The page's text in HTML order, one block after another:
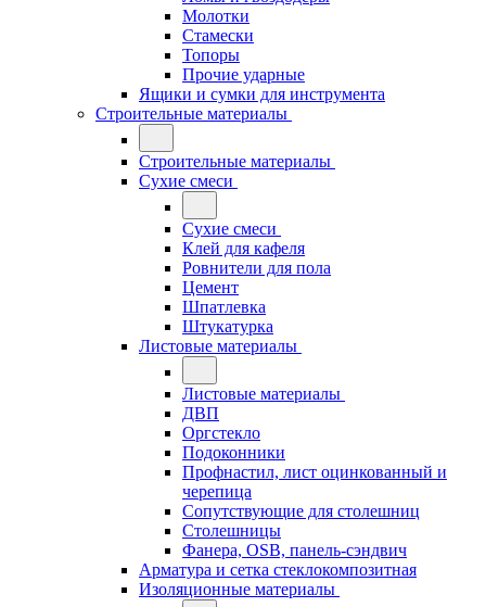
Молотки
Стамески
Топоры
Прочие ударные
Ящики и сумки для инструмента
Строительные материалы
Строительные материалы
Сухие смеси
Сухие смеси
Клей для кафеля
Ровнители для пола
Цемент
Шпатлевка
Штукатурка
Листовые материалы
Листовые материалы
ДВП
Оргстекло
Подоконники
Профнастил, лист оцинкованный и
черепица
Сопутствующие для столешниц
Столешницы
Фанера, OSB, панель-сэндвич
Арматура и сетка стеклокомпозитная
Изоляционные материалы